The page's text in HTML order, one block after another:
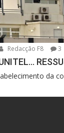
Redacção F8 3
da